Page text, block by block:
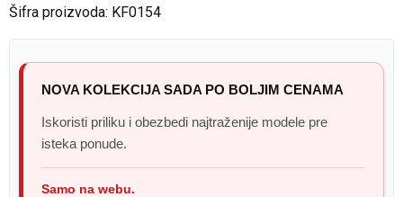
Šifra proizvoda: KF0154
NOVA KOLEKCIJA SADA PO BOLJIM CENAMA
Iskoristi priliku i obezbedi najtraženije modele pre
isteka ponude.
Samo na webu.